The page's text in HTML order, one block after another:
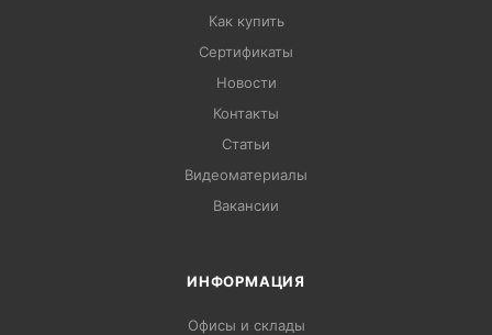
Как купить
Сертификаты
Новости
Контакты
Статьи
Видеоматериалы
Вакансии
ИНФОРМАЦИЯ
Офисы и склады